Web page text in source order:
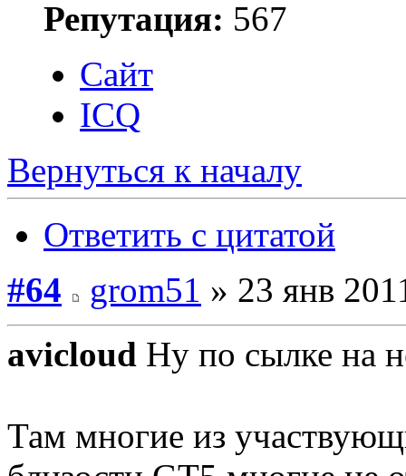
Репутация: 567
Сайт
ICQ
Вернуться к началу
Ответить с цитатой
#64
grom51 » 23 янв
avicloud Ну по сылке на
Там многие из